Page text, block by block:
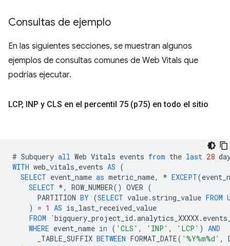
Consultas de ejemplo
En las siguientes secciones, se muestran algunos
ejemplos de consultas comunes de Web Vitals que
podrías ejecutar.
LCP, INP y CLS en el percentil 75 (p75) en todo el sitio
# Subquery all Web Vitals events from the last 28
WITH web_vitals_events AS (
SELECT event_name as metric_name, * EXCEPT(
SELECT *, ROW_NUMBER() OVER (
PARTITION BY (SELECT value. string_value FROM
)
= 1 AS is_last_received_value
FROM
`bigquery_project_id .analytics_XXXXX.
WHERE event_name in ( 'CLS' , 'INP' , 'LCP' )
AND
_TABLE_SUFFIX BETWEEN FORMAT_DATE( '%Y%m%d' ,